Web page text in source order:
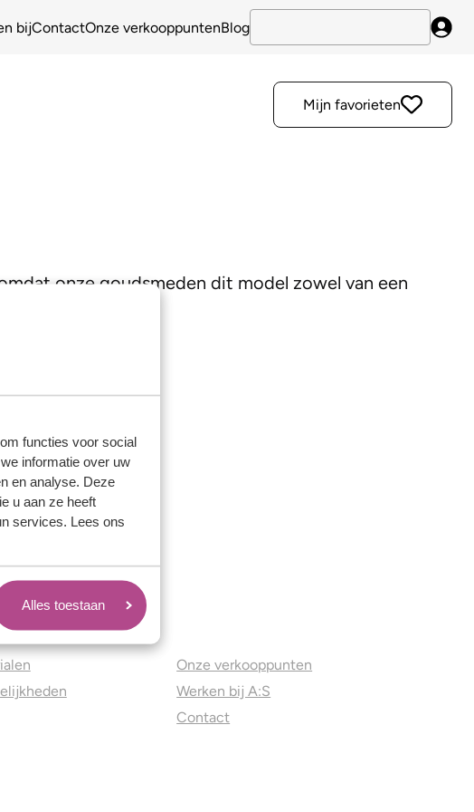
functies voor social
informatie over uw
en analyse. Deze
u aan ze heeft
services. Lees ons
Alles toestaan
bijContactOnze verkooppuntenBlog
Mijn favorieten
onze goudsmeden dit model zowel van een
Onze verkooppunten
Werken bij A:S
Contact